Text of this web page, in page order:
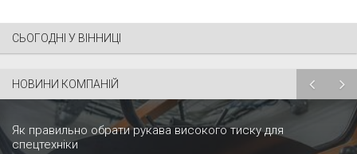
СЬОГОДНІ У ВІННИЦІ
НОВИНИ КОМПАНІЙ
Як правильно обрати рукава високого тиску для
спецтехніки